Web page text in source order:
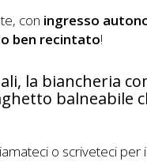
con ingresso
ben recintato!
la biancheria
balneabile
o scriveteci